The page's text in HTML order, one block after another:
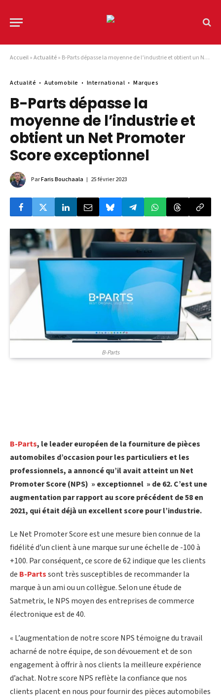
Accueil»Actualité» B-Parts dépasse la moyenne de l’industrie et obtient un Net Promoter Score exceptionnel
Actualité Automobile International Marques
B-Parts dépasse la
moyenne de l’industrie et
obtient un Net Promoter
Score exceptionnel
ParFaris Bouchaala 25 février 2023
B-Parts
B-Parts, le leader européen de la fourniture de pièces
automobiles d’occasion pour les particuliers et les
professionnels, a annoncé qu’il avait atteint un Net
Promoter Score (NPS) » exceptionnel » de 62. C’est une
augmentation par rapport au score précédent de 58 en
2021, qui était déjà un excellent score pour l’industrie.
Le Net Promoter Score est une mesure bien connue de la
fidélité d’un client à une marque sur une échelle de -100 à
+100. Par conséquent, ce score de 62 indique que les clients
de B-Partssont très susceptibles de recommander la
marque à un ami ou un collègue. Selon une étude de
Satmetrix, le NPS moyen des entreprises de commerce
électronique est de 40.
« L’augmentation de notre score NPS témoigne du travail
acharné de notre équipe, de son dévouement et de son
engagement à offrir à nos clients la meilleure expérience
d’achat. Notre score NPS reflète la confiance que nos
clients placent en nous pour fournir des pièces automobiles